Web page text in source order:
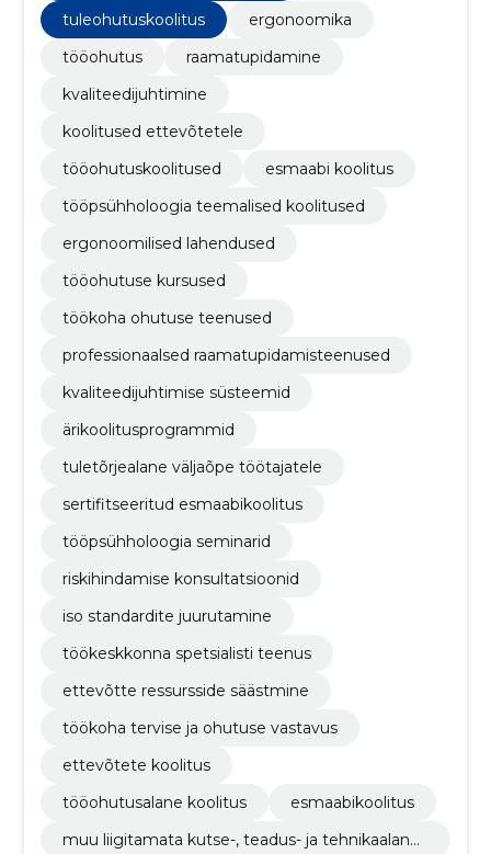
tuleohutuskoolitus, tööohutusalane koolitus,
ettevõtete koolitus
tuleohutuskoolitus
ergonoomika
tööohutus
raamatupidamine
kvaliteedijuhtimine
koolitused ettevõtetele
tööohutuskoolitused
esmaabi koolitus
tööpsühholoogia teemalised koolitused
ergonoomilised lahendused
tööohutuse kursused
töökoha ohutuse teenused
professionaalsed raamatupidamisteenused
kvaliteedijuhtimise süsteemid
ärikoolitusprogrammid
tuletõrjealane väljaõpe töötajatele
sertifitseeritud esmaabikoolitus
tööpsühholoogia seminarid
riskihindamise konsultatsioonid
iso standardite juurutamine
töökeskkonna spetsialisti teenus
ettevõtte ressursside säästmine
töökoha tervise ja ohutuse vastavus
ettevõtete koolitus
tööohutusalane koolitus
esmaabikoolitus
muu liigitamata kutse-, teadus- ja tehnikaalane